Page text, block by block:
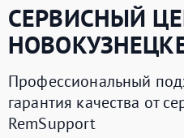
СЕРВИСНЫЙ
Профессиональный
гарантия качества от
RemSupport